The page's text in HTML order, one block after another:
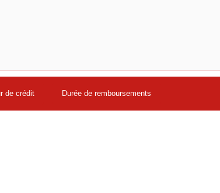
de crédit Durée de remboursements